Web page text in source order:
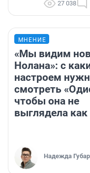
27 038
МНЕНИЕ
«Мы видим
Нолана»: с
настроем
смотреть
чтобы она не
выглядела
Надежда